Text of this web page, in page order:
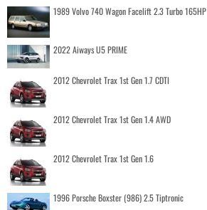
1989 Volvo 740 Wagon Facelift 2.3 Turbo 165HP
2022 Aiways U5 PRIME
2012 Chevrolet Trax 1st Gen 1.7 CDTI
2012 Chevrolet Trax 1st Gen 1.4 AWD
2012 Chevrolet Trax 1st Gen 1.6
1996 Porsche Boxster (986) 2.5 Tiptronic